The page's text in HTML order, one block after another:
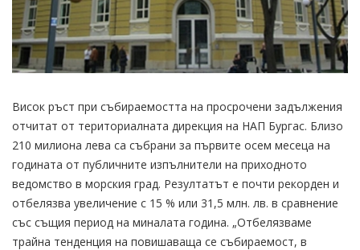
Висок ръст при събираемостта на просрочени задължения
отчитат от териториалната дирекция на НАП Бургас. Близо
210 милиона лева са събрани за първите осем месеца на
годината от публичните изпълнители на приходното
ведомство в морския град. Резултатът е почти рекорден и
отбелязва увеличение с 15 % или 31,5 млн. лв. в сравнение
със същия период на миналата година. „Отбелязваме
трайна тенденция на повишаваща се събираемост, в